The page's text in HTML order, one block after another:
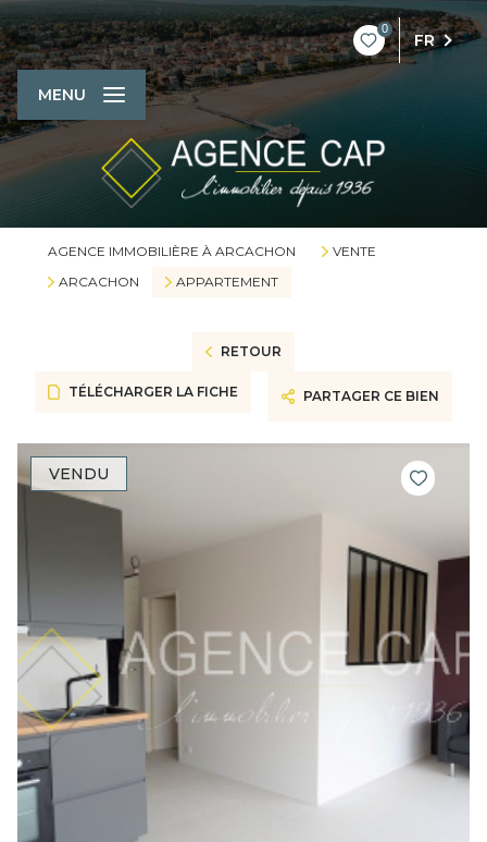
0
FR
MENU
AGENCE IMMOBILIÈRE À ARCACHON
VENTE
ARCACHON
APPARTEMENT
RETOUR
TÉLÉCHARGER LA FICHE PARTAGER CE BIEN
VENDU